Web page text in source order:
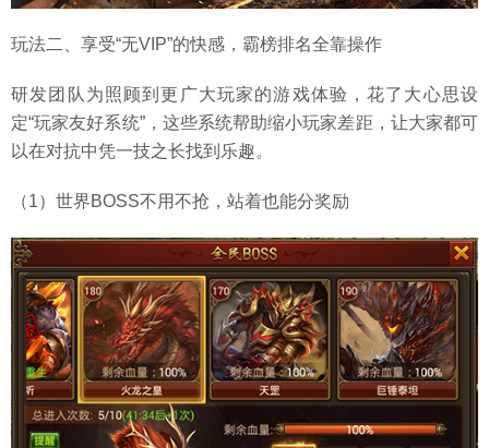
玩法二、享受“无VIP”的快感，霸榜排名全靠操作
研发团队为照顾到更广大玩家的游戏体验，花了大心思设
定“玩家友好系统”，这些系统帮助缩小玩家差距，让大家都可
以在对抗中凭一技之长找到乐趣。
（1）世界BOSS不用不抢，站着也能分奖励